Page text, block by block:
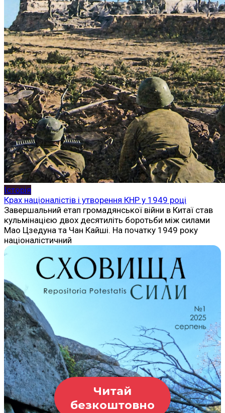
Історія
Крах націоналістів і утворення КНР у 1949 році
Завершальний етап громадянської війни в Китаї став
кульмінацією двох десятиліть боротьби між силами
Мао Цзедуна та Чан Кайші. На початку 1949 року
націоналістичний
Читай
безкоштовно